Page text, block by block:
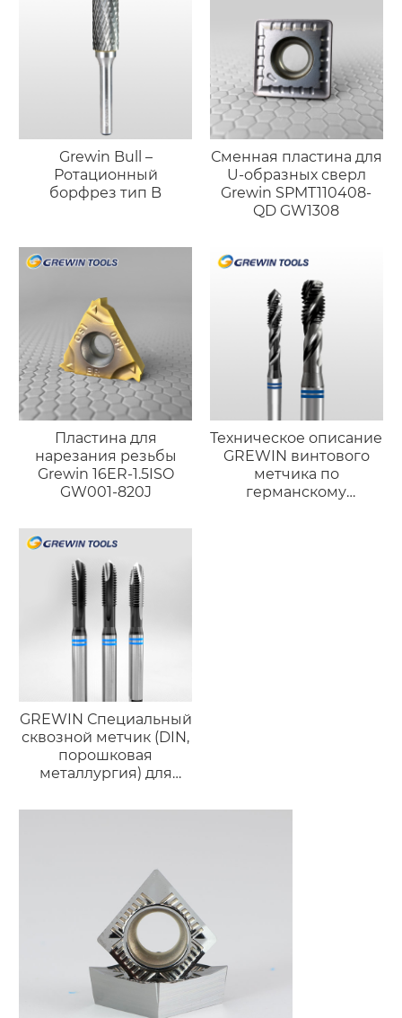
Grewin Bull –
Ротационный
борфрез тип B
Сменная пластина для
U-образных сверл
Grewin SPMT110408-
QD GW1308
Пластина для
нарезания резьбы
Grewin 16ER-1.5ISO
GW001-820J
Техническое описание
GREWIN винтового
метчика по
германскому
GREWIN Специальный
сквозной метчик (DIN,
порошковая
металлургия) для
нержавеющей стали